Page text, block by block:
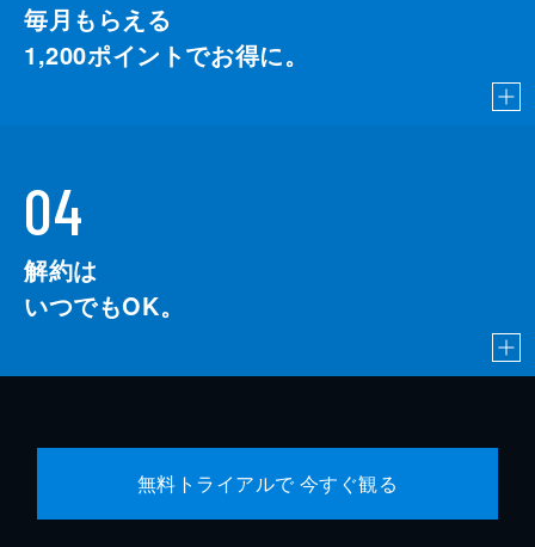
毎月もらえる
1,200ポイントでお得に。
04
解約は
いつでもOK。
無料トライアルで 今すぐ観る